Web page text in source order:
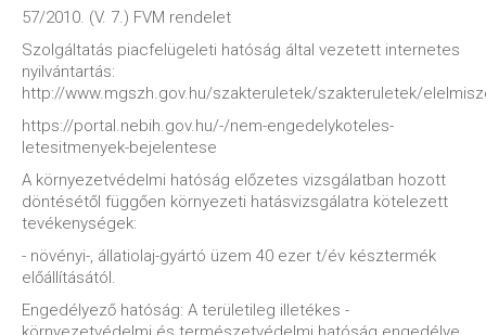
57/2010. (V. 7.) FVM rendelet
Szolgáltatás piacfelügeleti hatóság által vezetett internetes
nyilvántartás:
http://www.mgszh.gov.hu/szakteruletek/szakteruletek/
https://portal.nebih.gov.hu/-/nem-engedelykoteles-
letesitmenyek-bejelentese
A környezetvédelmi hatóság előzetes vizsgálatban hozott
döntésétől függően környezeti hatásvizsgálatra kötelezett
tevékenységek:
- növényi-, állatiolaj-gyártó üzem 40 ezer t/év késztermék
előállításától.
Engedélyező hatóság: A területileg illetékes -